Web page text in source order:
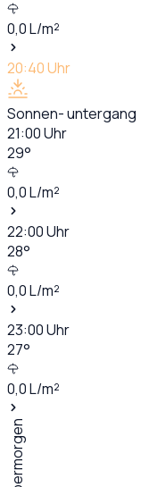
0,0L/m²
20:40Uhr
Sonnen- untergang
21:00Uhr
29°
0,0L/m²
22:00Uhr
28°
0,0L/m²
23:00Uhr
27°
0,0L/m²
Übermorgen